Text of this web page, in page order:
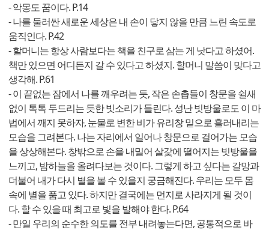
- 악몽도 꿈이다. P.14
- 나를 둘러싼 새로운 세상은 내 손이 닿지 않을 만큼 느린 속도로
움직인다. P.42
- 할머니는 항상 사람보다는 책을 친구로 삼는 게 낫다고 하셨어.
책만 있으면 어디든지 갈 수 있다고 하셨지. 할머니 말씀이 맞다고
생각해. P.61
- 이 끝없는 잠에서 나를 깨우려는 듯, 작은 손촙들이 창문을 쉴새
없이 톡톡 두드리는 듯한 빗소리가 들린다. 성난 빗방울로도 이 마
법에서 깨지 못하자, 눈물로 변한 비가 유리창 밑으로 흘러내리는
모습을 그려본다. 나는 자리에서 일어나 창문으로 걸어가는 모습
을 상상해본다. 창밖으로 손을 내밀어 살갗에 떨어지는 빗방울을
느끼고, 밤하늘을 올려다보는 것이다. 그렇게 하고 싶다는 갈망과
더불어 내가 다시 별을 볼 수 있을지 궁금해진다. 우리는 모두 몸
속에 별을 품고 있다. 하지만 결국에는 먼지로 사라지게 될 것이
다. 할 수 있을 때 최고로 빛을 발해야 한다. P.64
- 만일 우리의 순수한 의도를 전부 내려놓는다면, 공통적으로 바